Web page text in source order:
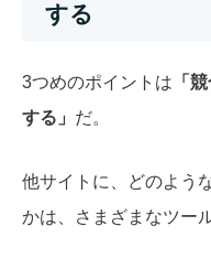
する
3つめのポイントは 「
する」 だ。
他サイトに、どのよう
かは、さまざまなツー